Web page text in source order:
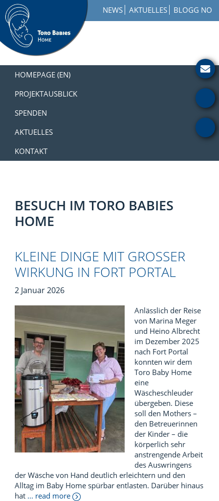
Zur
Hauptnavigation
springen
Skip
to
main
content
Zur
Fußzeile
springen
NEWS AKTUELLES BLOGG NO
Babies
Home
Involved
HOMEPAGE (EN)
PROJEKTAUSBLICK
SPENDEN
AKTUELLES
KONTAKT
BESUCH IM TORO BABIES
HOME
KLEINE DINGE MIT GROSSER W
IRKUNG IN FORT PORTAL
2 Januar 2026
Anlässlich der Reise
von Marina Meger
und Heino Albrecht
im Dezember 2025
nach Fort Portal
konnten wir dem
Toro Baby Home
eine
Wäscheschleuder
übergeben. Diese
soll den Mothers –
den Betreuerinnen
der Kinder – die
körperlich sehr
anstrengende Arbeit
des Auswringens
der Wäsche von Hand deutlich erleichtern und den
Alltag im Baby Home spürbar entlasten. Darüber hinaus
hat ... read more